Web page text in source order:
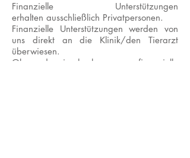
Finanzielle Unterstützungen
erhalten ausschließlich Privatpersonen.
Finanzielle Unterstützungen werden von
uns direkt an die Klinik/den Tierarzt
überwiesen.
Ob und wie hoch unsere finanzielle